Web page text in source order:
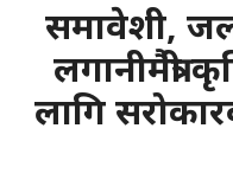
समावेशी,
लगानीमैत्री
लागि